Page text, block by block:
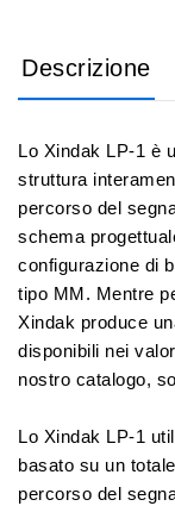
Descrizione
Lo Xindak LP-1 è
struttura
percorso del
schema
configurazione di
tipo MM. Mentre
Xindak produce
disponibili nei
nostro catalogo,
Lo Xindak LP-1
basato su un
percorso del